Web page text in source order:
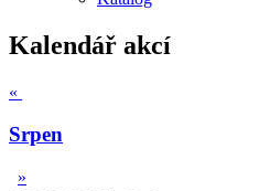
Kalendář akcí
«
Srpen
»